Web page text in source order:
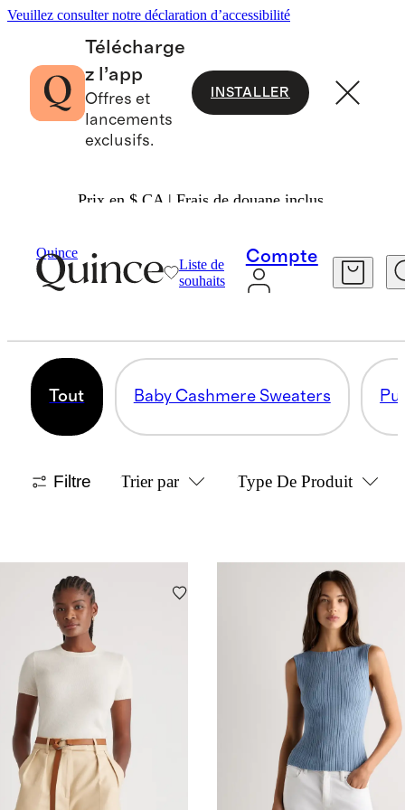
Veuillez consulter notre déclaration d’accessibilité
Télécharge
z l’app
Offres et
lancements
exclusifs.
INSTALLER
Prix en $ CA | Frais de douane inclus.
Quince
Liste de
souhaits
Compte
Women Luxe Baby Cashmere
LUXE BABY CASHMERE
Tout Baby Cashmere Sweaters
Filtre Trier par Type De Produit